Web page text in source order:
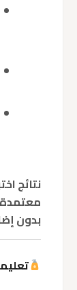
نتائج
بدون